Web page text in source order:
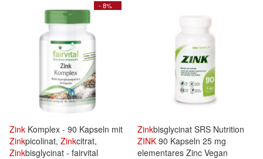
- 8%
Zink Komplex - 90 Kapseln mit
Zinkpicolinat, Zinkcitrat,
Zinkbisglycinat - fairvital
Zinkbisglycinat SRS Nutrition
ZINK 90 Kapseln 25 mg
elementares Zinc Vegan